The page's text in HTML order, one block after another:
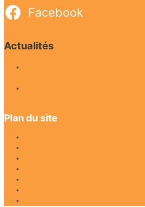
Facebook
Actualités
Plan du site